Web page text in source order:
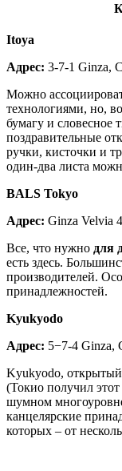
Itoya
Адрес: 3-7-1 Ginza,
Можно
технологиями, но,
бумагу и словесное
поздравительные
ручки, кисточки и
один-два листа
BALS Tokyo
Адрес: Ginza Velvia
Все, что нужно для
есть здесь.
производителей.
принадлежностей.
Kyukyodo
Адрес: 5−7-4 Ginza,
Kyukyodo, открытый
(Токио получил этот
шумном
канцелярские
которых – от